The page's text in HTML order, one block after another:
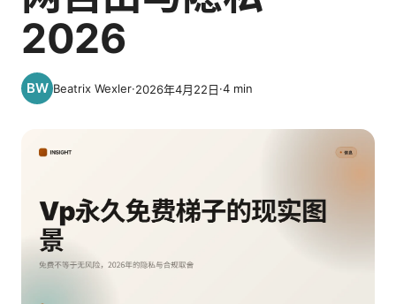
2026
Beatrix Wexler·2026年4月22日·4 min